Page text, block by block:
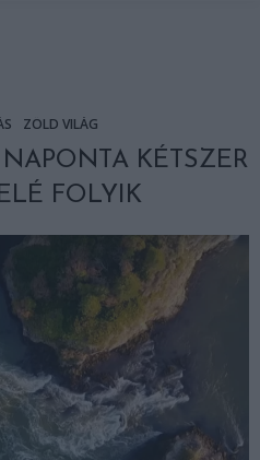
ZÖLD VILÁG
KÉTSZER
FOLYIK